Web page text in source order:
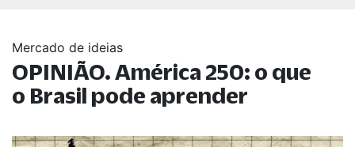
Mercado de ideias
OPINIÃO. América 250: o que
o Brasil pode aprender